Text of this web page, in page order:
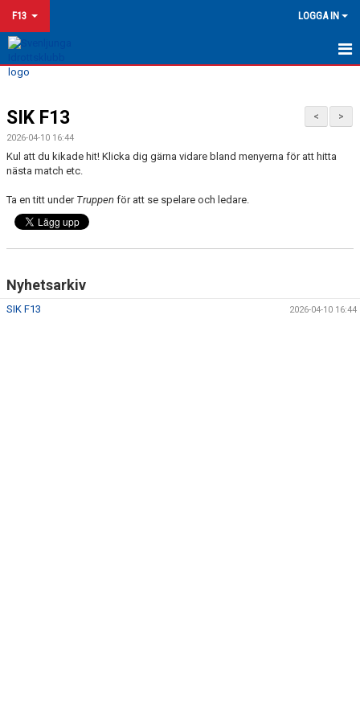
F13 LOGGA IN
HEM
KALENDER
MATCHER
>
<
SIK F13
2026-04-10 16:44
Kul att du kikade hit! Klicka dig gärna vidare bland menyerna för att hitta
nästa match etc.
Ta en titt under Truppen för att se spelare och ledare.
Nyhetsarkiv
SIK F13 2026-04-10 16:44